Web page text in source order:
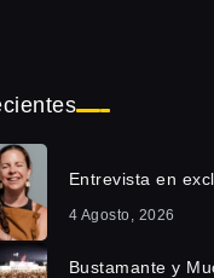
Entrevista en
4 Agosto, 2026
Bustamante y